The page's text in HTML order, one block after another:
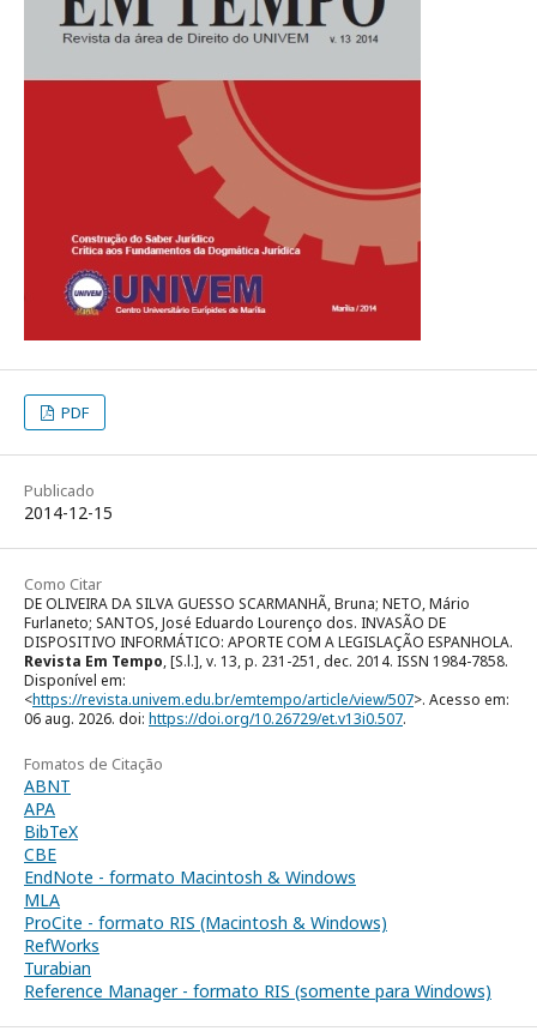
PDF
Publicado
2014-12-15
Como Citar
DE OLIVEIRA DA SILVA GUESSO SCARMANHÃ, Bruna; NETO, Mário
Furlaneto; SANTOS, José Eduardo Lourenço dos. INVASÃO DE
DISPOSITIVO INFORMÁTICO: APORTE COM A LEGISLAÇÃO ESPANHOLA.
Revista Em Tempo, [S.l.], v. 13, p. 231-251, dec. 2014. ISSN 1984-7858.
Disponível em:
<https://revista.univem.edu.br/emtempo/article/view/507>. Acesso em:
06 aug. 2026. doi: https://doi.org/10.26729/et.v13i0.507.
Fomatos de Citação
ABNT
APA
BibTeX
CBE
EndNote - formato Macintosh & Windows
MLA
ProCite - formato RIS (Macintosh & Windows)
RefWorks
Turabian
Reference Manager - formato RIS (somente para Windows)